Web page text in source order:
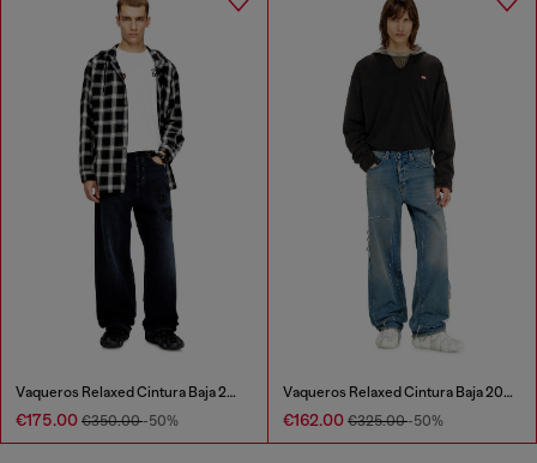
Vaqueros Relaxed Cintura Baja 2001 D-Macro
€175.00 €350.00-50%
Vaqueros Relaxed Cintura Baja 2001 D-Macro
€162.00 €325.00-50%